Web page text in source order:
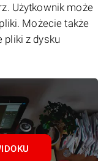
Użytkownik może
Możecie także
pliki z dysku